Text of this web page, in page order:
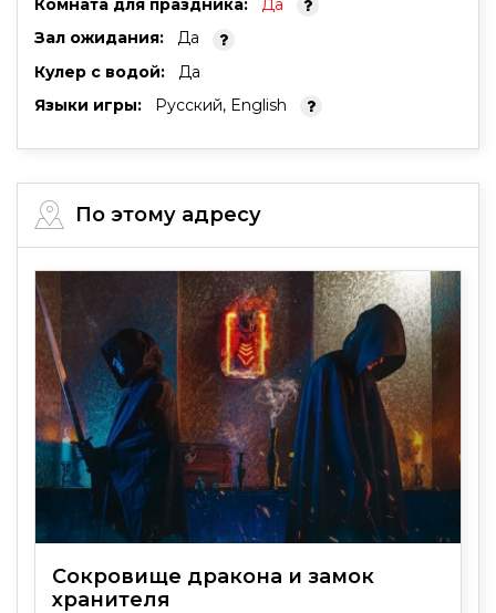
Комната для праздника:
Да
Зал ожидания:
Да
Кулер с водой:
Да
Языки игры:
Русский, English
По этому адресу
Сокровище дракона и замок
хранителя